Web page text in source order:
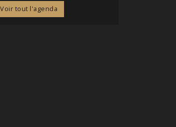
Voir tout l'agenda